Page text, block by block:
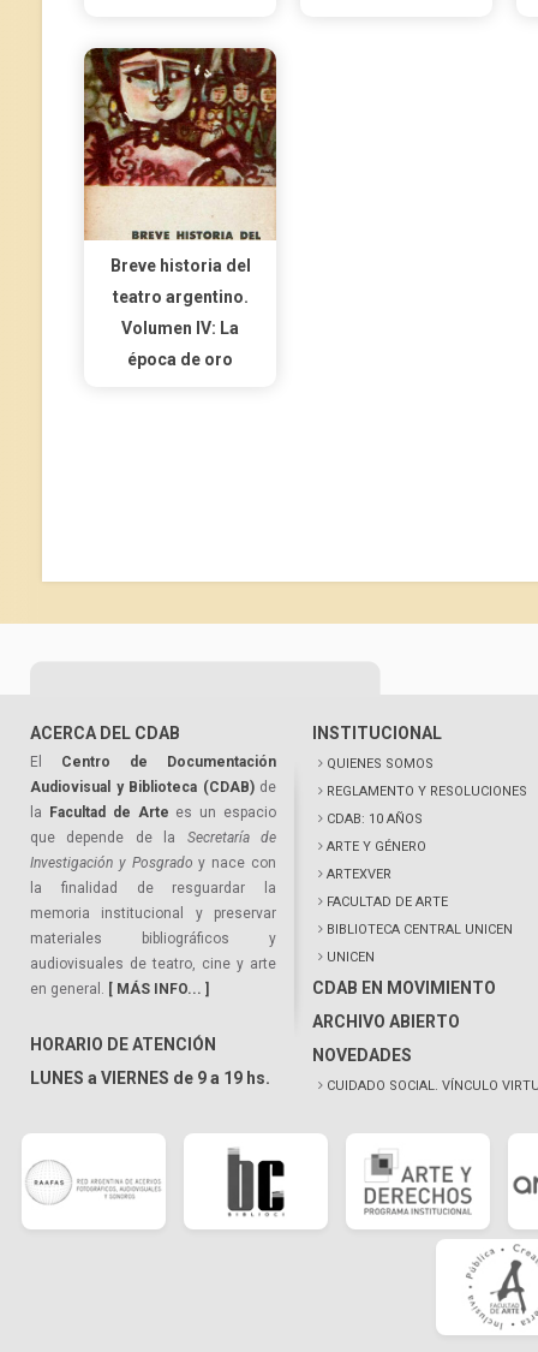
Breve historia del
teatro argentino.
Volumen IV: La
época de oro
ACERCA DEL CDAB
El Centro de Documentación
Audiovisual y Biblioteca (CDAB)de
la
Facultad de Arte es un espacio
que depende de la Secretaría de
Investigación y Posgrado y nace con
la finalidad de resguardar la
memoria institucional y preservar
materiales bibliográficos y
audiovisuales de teatro, cine y arte
en general. [ MÁS INFO... ]
HORARIO DE ATENCIÓN
LUNES a VIERNES de 9 a 19 hs.
INSTITUCIONAL
QUIENES SOMOS
REGLAMENTO Y RESOLUCIONES
CDAB: 10 AÑOS
ARTE Y GÉNERO
ARTEXVER
FACULTAD DE ARTE
BIBLIOTECA CENTRAL UNICEN
UNICEN
CDAB EN MOVIMIENTO
ARCHIVO ABIERTO
NOVEDADES
CUIDADO SOCIAL. VÍNCULO